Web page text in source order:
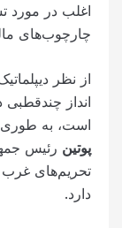
اغلب در مورد
چارچوب‌های
از نظر
انداز
است، به طوری که مجمع
پوتینرئیس
تحریم‌های غرب
دارد.